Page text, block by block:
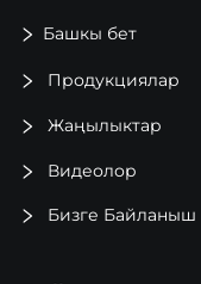
Башкы бет
Продукциялар
Жаңылыктар
Видеолор
Бизге Байланыш